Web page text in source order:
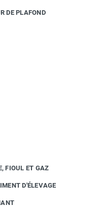
DE PLAFOND
FIOUL ET GAZ
D'ÉLEVAGE